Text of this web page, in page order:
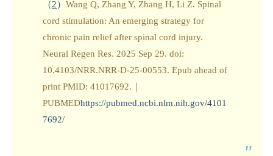
（2） Wang Q, Zhang Y, Zhang H, Li Z. Spinal
cord stimulation: An emerging strategy for
chronic pain relief after spinal cord injury.
Neural Regen Res. 2025 Sep 29. doi:
10.4103/NRR.NRR-D-25-00553. Epub ahead of
print PMID: 41017692.｜
PUBMEDhttps://pubmed.ncbi.nlm.nih.gov/4101
7692/